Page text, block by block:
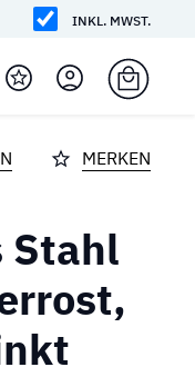
INKL. MWST.
MERKEN
Stahl